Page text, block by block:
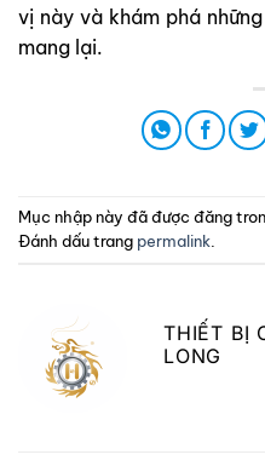
vị này và khám phá
mang lại.
Mục nhập này đã được đăng
Đánh dấu trang permalink
THIẾT BỊ
LONG